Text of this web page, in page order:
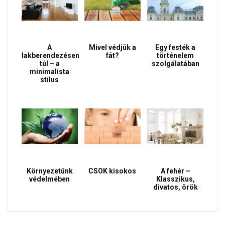
A
lakberendezésen
túl – a
minimalista
stílus
Mivel védjük a
fát?
Egy festék a
történelem
szolgálatában
Környezetünk
védelmében
CSOK kisokos
A fehér –
Klasszikus,
divatos, örök